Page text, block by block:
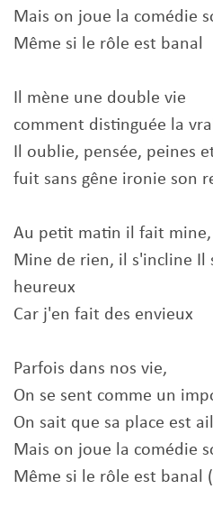
Mais on joue la comédie
Même si le rôle est banal
Il mène une double vie
comment distinguée la
Il oublie, pensée, peines
fuit sans gêne ironie son
Au petit matin il fait mine,
Mine de rien, il s'incline Il
heureux
Car j'en fait des envieux
Parfois dans nos vie,
On se sent comme un
On sait que sa place est
Mais on joue la comédie
Même si le rôle est banal